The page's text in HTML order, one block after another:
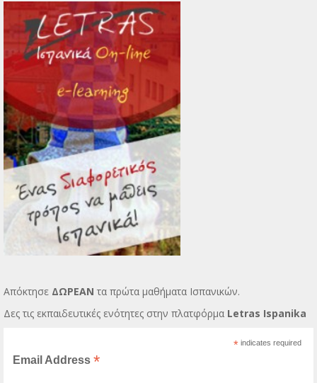
Απόκτησε ΔΩΡΕΑΝ τα πρώτα μαθήματα Ισπανικών.
Δες τις εκπαιδευτικές ενότητες στην πλατφόρμα Letras Ispanika
* indicates required
Email Address*